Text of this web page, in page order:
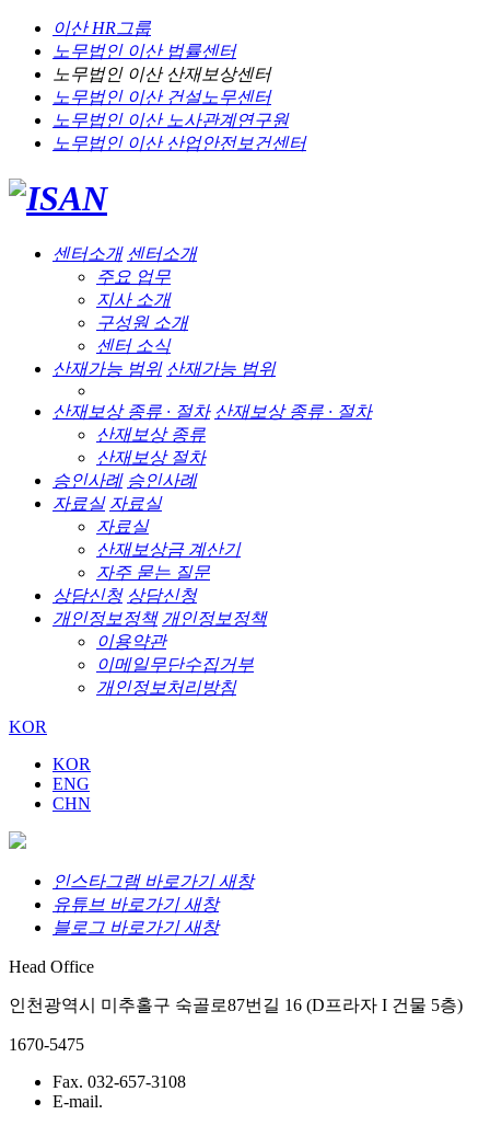
이산 HR그룹
노무법인 이산법률센터
노무법인 이산산재보상센터
노무법인 이산건설노무센터
노무법인 이산노사관계연구원
노무법인 이산산업안전보건센터
센터소개 센터소개
주요 업무
지사 소개
구성원 소개
센터 소식
산재가능 범위 산재가능 범위
산재보상 종류 · 절차 산재보상 종류 · 절차
산재보상 종류
산재보상 절차
승인사례 승인사례
자료실 자료실
자료실
산재보상금 계산기
자주 묻는 질문
상담신청 상담신청
개인정보정책 개인정보정책
이용약관
이메일무단수집거부
개인정보처리방침
KOR
KOR
ENG
CHN
인스타그램 바로가기 새창
유튜브 바로가기 새창
블로그 바로가기 새창
Head Office
인천광역시 미추홀구 숙골로87번길 16 (D프라자 I 건물 5층)
1670-5475
Fax. 032-657-3108
E-mail.